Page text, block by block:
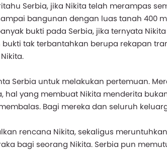
Serbia, jika Nikita telah merampas
bangunan dengan luas tanah 400
bukti pada Serbia, jika ternyata
tak terbantahkan berupa rekapan
Serbia untuk melakukan pertemuan.
hal yang membuat Nikita menderita
Bagi mereka dan seluruh
rencana Nikita, sekaligus
bagi seorang Nikita. Serbia pun